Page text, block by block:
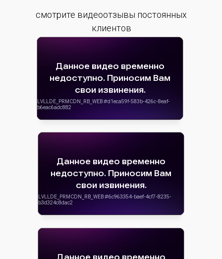
смотрите видеоотзывы постоянных
клиентов